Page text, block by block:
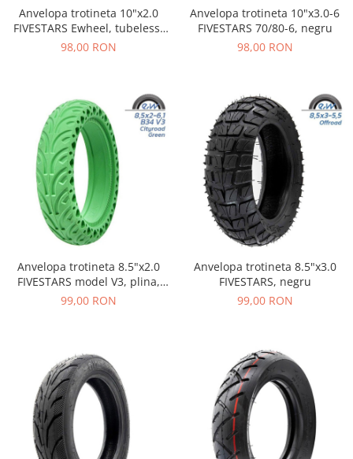
Anvelopa trotineta 10"x2.0
FIVESTARS Ewheel, tubeless,
pentru Xiaomi MI4, negru
98,00 RON
Anvelopa trotineta 10"x3.0-6
FIVESTARS 70/80-6, negru
98,00 RON
Anvelopa trotineta 8.5"x2.0
FIVESTARS model V3, plina,
pentru Xiaomi, verde
99,00 RON
Anvelopa trotineta 8.5"x3.0
FIVESTARS, negru
99,00 RON